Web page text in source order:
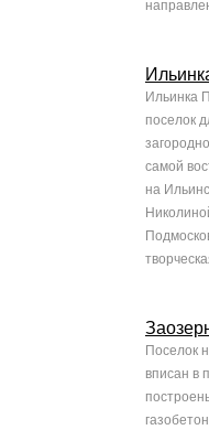
Ильинка
поселок
самой
на
Поселок
вписан в